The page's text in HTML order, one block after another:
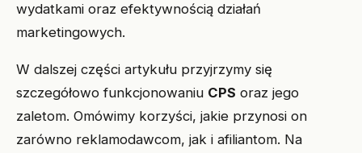
wydatkami oraz efektywnością działań
marketingowych.
W dalszej części artykułu przyjrzymy się
szczegółowo funkcjonowaniu CPS oraz jego
zaletom. Omówimy korzyści, jakie przynosi on
zarówno reklamodawcom, jak i afiliantom. Na